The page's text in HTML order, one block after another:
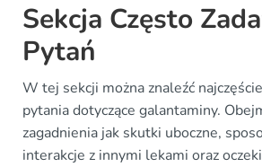
Sekcja Często
Pytań
W tej sekcji można znaleźć
pytania dotyczące galantaminy.
zagadnienia jak skutki uboczne,
interakcje z innymi lekami oraz